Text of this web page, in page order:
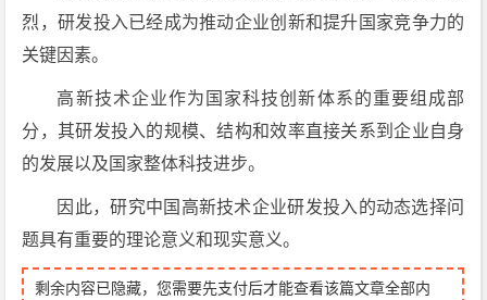
烈，研发投入已经成为推动企业创新和提升国家竞争力的
关键因素。
高新技术企业作为国家科技创新体系的重要组成部
分，其研发投入的规模、结构和效率直接关系到企业自身
的发展以及国家整体科技进步。
因此，研究中国高新技术企业研发投入的动态选择问
题具有重要的理论意义和现实意义。
剩余内容已隐藏，您需要先支付后才能查看该篇文章全部内